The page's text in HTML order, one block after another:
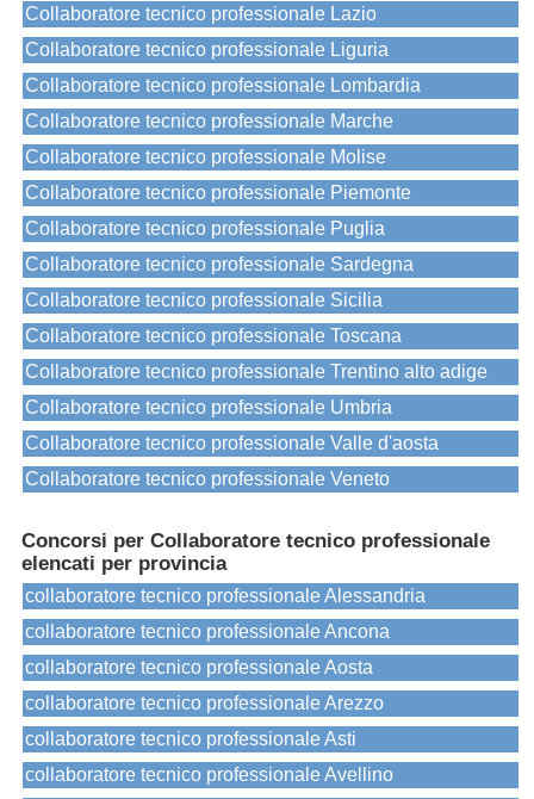
Collaboratore tecnico professionale Lazio
Collaboratore tecnico professionale Liguria
Collaboratore tecnico professionale Lombardia
Collaboratore tecnico professionale Marche
Collaboratore tecnico professionale Molise
Collaboratore tecnico professionale Piemonte
Collaboratore tecnico professionale Puglia
Collaboratore tecnico professionale Sardegna
Collaboratore tecnico professionale Sicilia
Collaboratore tecnico professionale Toscana
Collaboratore tecnico professionale Trentino alto adige
Collaboratore tecnico professionale Umbria
Collaboratore tecnico professionale Valle d'aosta
Collaboratore tecnico professionale Veneto
Concorsi per Collaboratore tecnico professionale
elencati per provincia
collaboratore tecnico professionale Alessandria
collaboratore tecnico professionale Ancona
collaboratore tecnico professionale Aosta
collaboratore tecnico professionale Arezzo
collaboratore tecnico professionale Asti
collaboratore tecnico professionale Avellino